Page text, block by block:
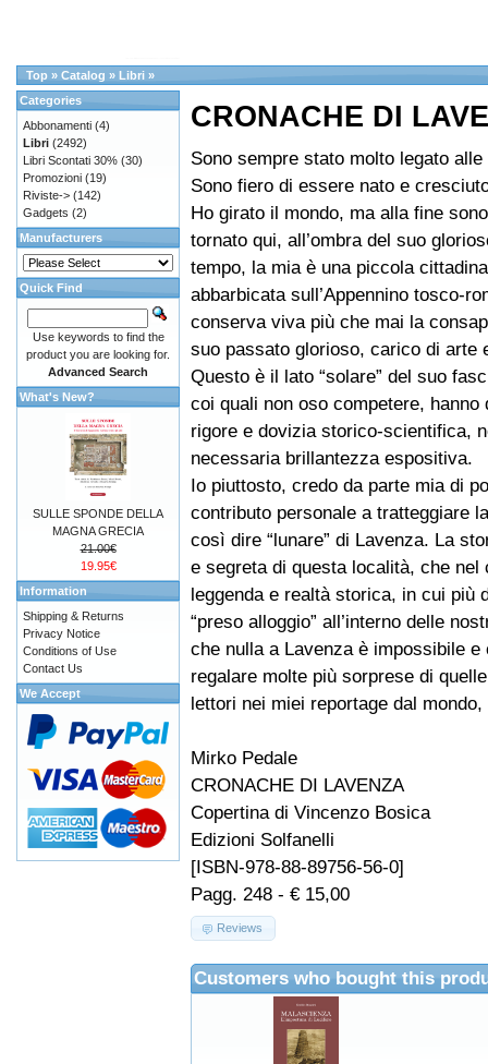
Top » Catalog » Libri »
CRONACHE DI
Sono sempre stato molto legato
Sono fiero di essere nato e
Ho girato il mondo, ma alla fine
tornato qui, all’ombra del suo
tempo, la mia è una piccola
abbarbicata sull’Appennino tosco-
conserva viva più che mai la
suo passato glorioso, carico di arte
Questo è il lato “solare” del suo
coi quali non oso competere, hanno
rigore e dovizia storico-scientifica,
necessaria brillantezza espositiva.
Io piuttosto, credo da parte mia di
contributo personale a tratteggiare
così dire “lunare” di Lavenza. La
e segreta di questa località, che
leggenda e realtà storica, in cui più
“preso alloggio” all’interno delle
che nulla a Lavenza è impossibile
regalare molte più sorprese di
lettori nei miei reportage dal
Mirko Pedale
CRONACHE DI LAVENZA
Copertina di Vincenzo Bosica
Edizioni Solfanelli
[ISBN-978-88-89756-56-0]
Pagg. 248 - € 15,00
Reviews
Customers who bought this
Categories
Abbonamenti (4)
Libri (2492)
Libri Scontati 30% (30)
Promozioni (19)
Riviste-> (142)
Gadgets (2)
Manufacturers
Quick Find
Use keywords to find the
product you are looking for.
Advanced Search
What's New?
SULLE SPONDE DELLA
MAGNA GRECIA
21.00€
19.95€
Information
Shipping & Returns
Privacy Notice
Conditions of Use
Contact Us
We Accept